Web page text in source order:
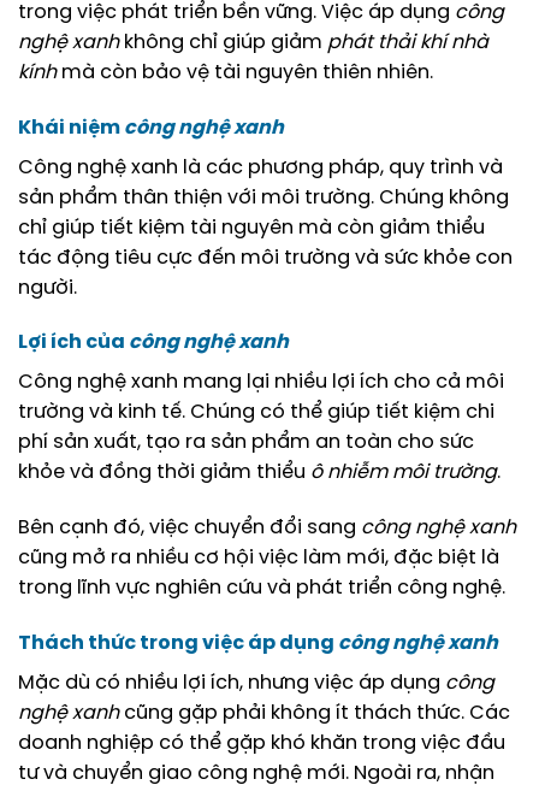
trong việc phát triển bền vững. Việc áp dụng công
nghệ xanhkhông chỉ giúp giảm phát thải khí nhà
kínhmà còn bảo vệ tài nguyên thiên nhiên.
Khái niệm công nghệ xanh
Công nghệ xanh là các phương pháp, quy trình và
sản phẩm thân thiện với môi trường. Chúng không
chỉ giúp tiết kiệm tài nguyên mà còn giảm thiểu
tác động tiêu cực đến môi trường và sức khỏe con
người.
Lợi ích của công nghệ xanh
Công nghệ xanh mang lại nhiều lợi ích cho cả môi
trường và kinh tế. Chúng có thể giúp tiết kiệm chi
phí sản xuất, tạo ra sản phẩm an toàn cho sức
khỏe và đồng thời giảm thiểu ô nhiễm môi trường.
Bên cạnh đó, việc chuyển đổi sang công nghệ xanh
cũng mở ra nhiều cơ hội việc làm mới, đặc biệt là
trong lĩnh vực nghiên cứu và phát triển công nghệ.
Thách thức trong việc áp dụng công nghệ xanh
Mặc dù có nhiều lợi ích, nhưng việc áp dụng công
nghệ xanhcũng gặp phải không ít thách thức. Các
doanh nghiệp có thể gặp khó khăn trong việc đầu
tư và chuyển giao công nghệ mới. Ngoài ra, nhận